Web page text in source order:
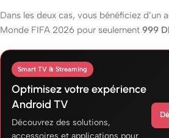
Dans les deux cas, vous bénéficiez d’un
Monde FIFA 2026 pour seulement 999
Smart TV & Streaming
Optimisez votre expérience
Android TV
Découvrez des solutions,
accessoires et applications pour